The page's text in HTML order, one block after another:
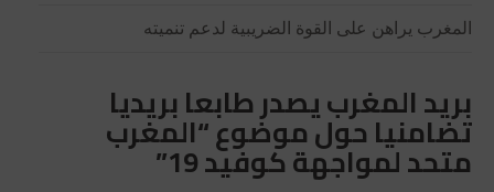
المغرب يراهن على القوة الضريبية لدعم تنميته
بريد المغرب يصدر طابعا بريديا
تضامنيا حول موضوع “المغرب
متحد لمواجهة كوفيد 19”